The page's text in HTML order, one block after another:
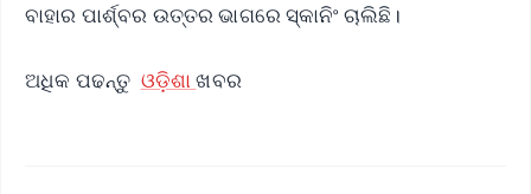
ବାହାର ପାର୍ଶ୍ବର ଉତ୍ତର ଭାଗରେ ସ୍କାନିଂ ଚାଲିଛି।
ଅଧିକ ପଢନ୍ତୁ ଓଡ଼ିଶାଖବର